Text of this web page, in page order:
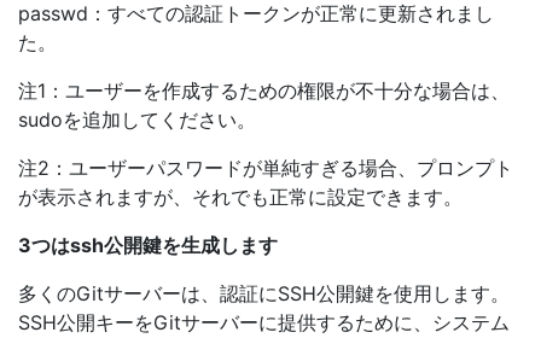
passwd：すべての認証トークンが正常に更新されまし
た。
注1：ユーザーを作成するための権限が不十分な場合は、
sudoを追加してください。
注2：ユーザーパスワードが単純すぎる場合、プロンプト
が表示されますが、それでも正常に設定できます。
3つはssh公開鍵を生成します
多くのGitサーバーは、認証にSSH公開鍵を使用します。
SSH公開キーをGitサーバーに提供するために、システム